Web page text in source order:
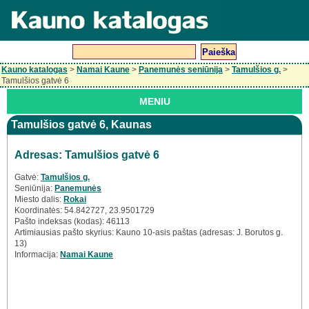
Kauno katalogas > Namai Kaune > Panemunės seniūnija > Tamulšios g. >
Tamulšios gatvė 6
MENIU
Tamulšios gatvė 6, Kaunas
Adresas: Tamulšios gatvė 6
Gatvė: Tamulšios g.
Seniūnija: Panemunės
Miesto dalis: Rokai
Koordinatės: 54.842727, 23.9501729
Pašto indeksas (kodas): 46113
Artimiausias pašto skyrius: Kauno 10-asis paštas (adresas: J. Borutos g.
13)
Informacija: Namai Kaune